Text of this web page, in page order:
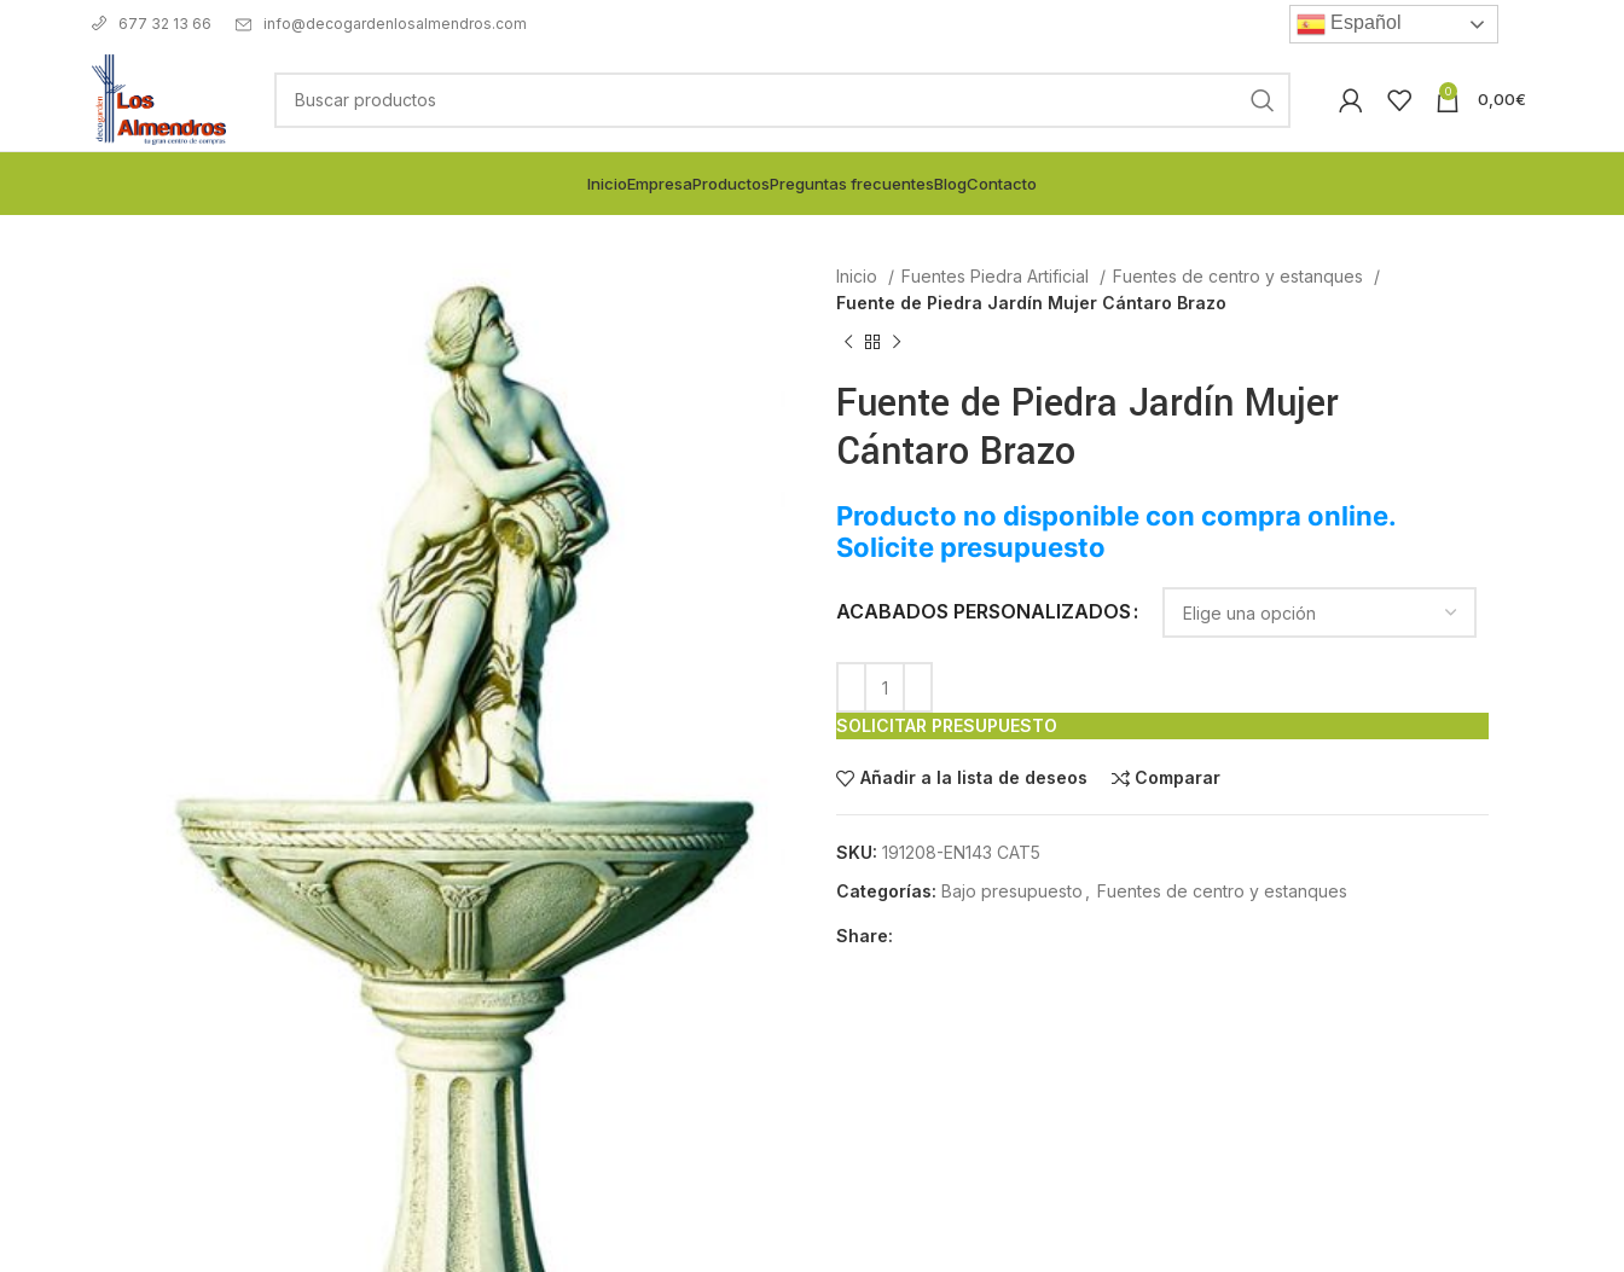
677 32 13 66 info@decogardenlosalmendros.com Español
0 0,00€
InicioEmpresaProductosPreguntas frecuentesBlogContacto
Inicio Fuentes Piedra Artificial
Fuentes de centro y estanques
Fuente de Piedra Jardín Mujer Cántaro Brazo
Fuente de Piedra Jardín Mujer
Cántaro Brazo
Producto no disponible con compra online.
Solicite presupuesto
ACABADOS PERSONALIZADOS
SOLICITAR PRESUPUESTO
Añadir a la lista de deseos Comparar
SKU: 191208-EN143 CAT5
Categorías: Bajo presupuesto Fuentes de centro y estanques
Share: